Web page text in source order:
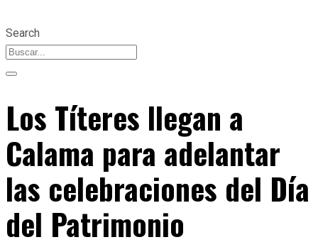
Search
Los Títeres llegan a
Calama para adelantar
las celebraciones del Día
del Patrimonio